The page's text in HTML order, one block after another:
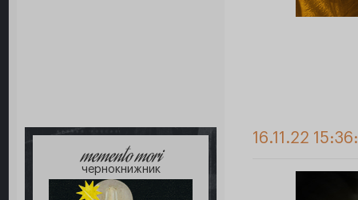
memento mori
чернокнижник
16.11.22